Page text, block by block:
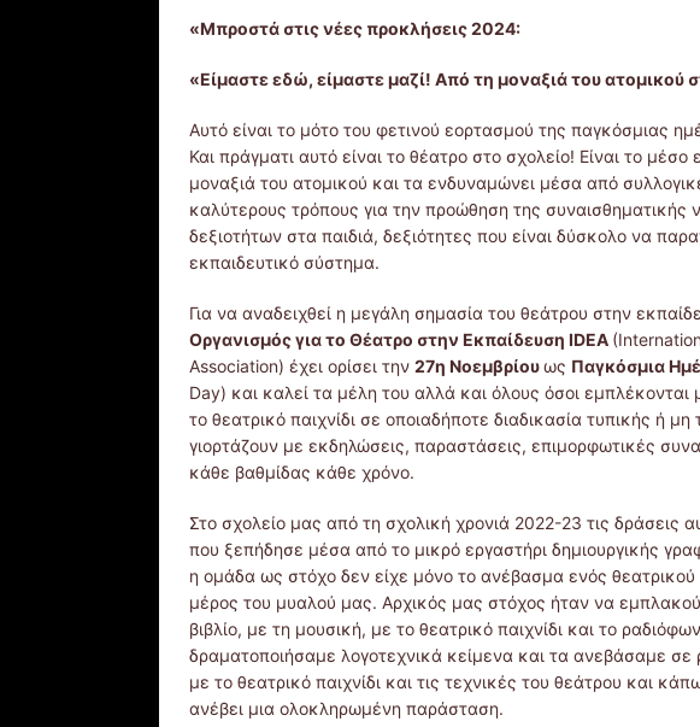
«Μπροστά στις νέες προκλήσεις 2024:
«Είμαστε εδώ, είμαστε μαζί! Από τη μοναξιά του ατομικού
Αυτό είναι το μότο του φετινού εορτασμού της παγκόσμιας
Και πράγματι αυτό είναι το θέατρο στο σχολείο! Είναι το μέσο
μοναξιά του ατομικού και τα ενδυναμώνει μέσα από
καλύτερους τρόπους για την προώθηση της συναισθηματικής
δεξιοτήτων στα παιδιά, δεξιότητες που είναι δύσκολο να
εκπαιδευτικό σύστημα.
Για να αναδειχθεί η μεγάλη σημασία του θεάτρου στην
Οργανισμός για το Θέατρο στην Εκπαίδευση IDEA
Association) έχει ορίσει την 27η Νοεμβρίουως Παγκόσμια
Day) και καλεί τα μέλη του αλλά και όλους όσοι
το θεατρικό παιχνίδι σε οποιαδήποτε διαδικασία τυπικής ή
γιορτάζουν με εκδηλώσεις, παραστάσεις, επιμορφωτικές
κάθε βαθμίδας κάθε χρόνο.
Στο σχολείο μας από τη σχολική χρονιά 2022-23 τις δράσεις
που ξεπήδησε μέσα από το μικρό εργαστήρι δημιουργικής
η ομάδα ως στόχο δεν είχε μόνο το ανέβασμα ενός
μέρος του μυαλού μας. Αρχικός μας στόχος ήταν να
βιβλίο, με τη μουσική, με το θεατρικό παιχνίδι και το
δραματοποιήσαμε λογοτεχνικά κείμενα και τα ανεβάσαμε
με το θεατρικό παιχνίδι και τις τεχνικές του θεάτρου και
ανέβει μια ολοκληρωμένη παράσταση.